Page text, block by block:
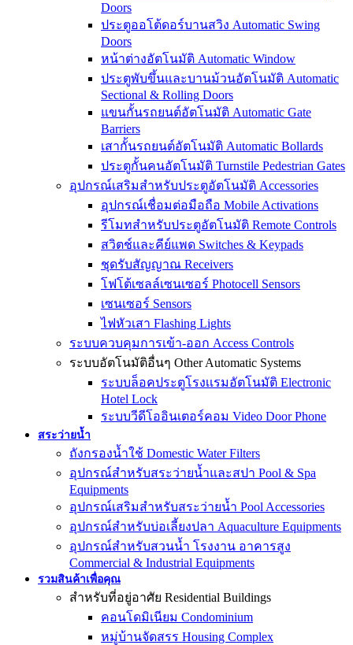
Doors
ประตูออโต้ดอร์บานสวิง Automatic Swing
Doors
หน้าต่างอัตโนมัติ Automatic Window
ประตูพับขึ้นและบานม้วนอัตโนมัติ Automatic
Sectional & Rolling Doors
แขนกั้นรถยนต์อัตโนมัติ Automatic Gate
Barriers
เสากั้นรถยนต์อัตโนมัติ Automatic Bollards
ประตูกั้นคนอัตโนมัติ Turnstile Pedestrian Gates
อุปกรณ์เสริมสำหรับประตูอัตโนมัติ Accessories
อุปกรณ์เชื่อมต่อมือถือ Mobile Activations
รีโมทสำหรับประตูอัตโนมัติ Remote Controls
สวิตช์และคีย์แพด Switches & Keypads
ชุดรับสัญญาณ Receivers
โฟโต้เซลล์เซนเซอร์ Photocell Sensors
เซนเซอร์ Sensors
ไฟหัวเสา Flashing Lights
ระบบควบคุมการเข้า-ออก Access Controls
ระบบอัตโนมัติอื่นๆ Other Automatic Systems
ระบบล็อคประตูโรงเเรมอัตโนมัติ Electronic
Hotel Lock
ระบบวีดีโออินเตอร์คอม Video Door Phone
สระว่ายน้ำ
ถังกรองน้ำใช้ Domestic Water Filters
อุปกรณ์สำหรับสระว่ายน้ำและสปา Pool & Spa
Equipments
อุปกรณ์เสริมสำหรับสระว่ายน้ำ Pool Accessories
อุปกรณ์สำหรับบ่อเลี้ยงปลา Aquaculture Equipments
อุปกรณ์สำหรับสวนน้ำ โรงงาน อาคารสูง
Commercial & Industrial Equipments
รวมสินค้าเพื่อคุณ
สำหรับที่อยู่อาศัย Residential Buildings
คอนโดมิเนียม Condominium
หมู่บ้านจัดสรร Housing Complex